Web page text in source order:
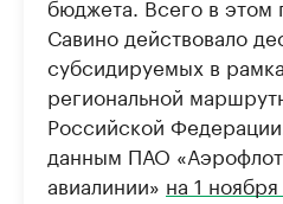
Савино действовало
субсидируемых в
региональной
Российской
данным ПАО
авиалинии» на 1